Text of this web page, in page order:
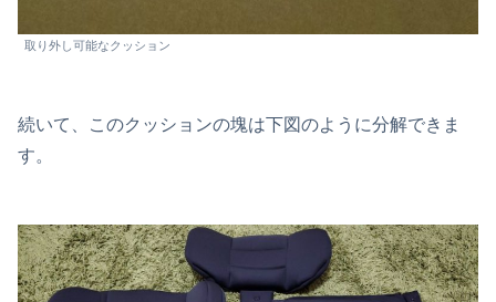
取り外し可能なクッション
続いて、このクッションの塊は下図のように分解できま
す。